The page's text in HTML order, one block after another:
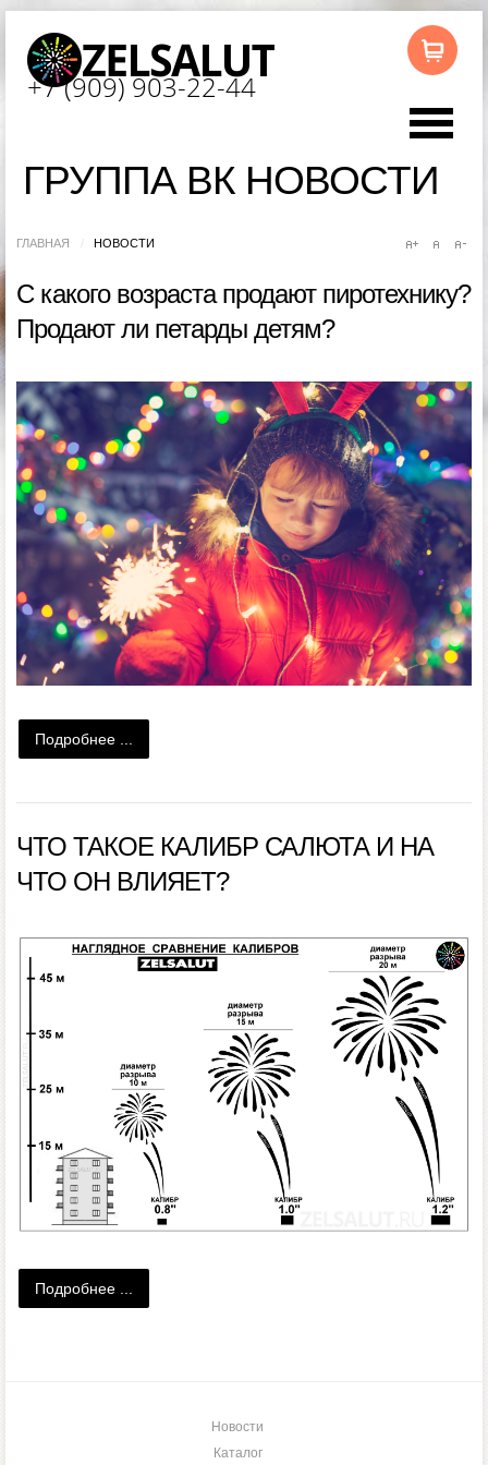
+7 (909) 903-22-44
ГРУППА ВК НОВОСТИ
ГЛАВНАЯ НОВОСТИ
С какого возраста продают пиротехнику?
Продают ли петарды детям?
Подробнее ...
ЧТО ТАКОЕ КАЛИБР САЛЮТА И НА
ЧТО ОН ВЛИЯЕТ?
Подробнее ...
Новости
Каталог